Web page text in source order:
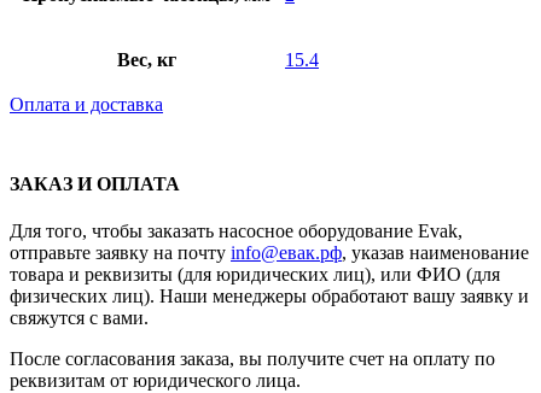
Вес, кг 15.4
Оплата и доставка
ЗАКАЗ И ОПЛАТА
Для того, чтобы заказать насосное оборудование Evak,
отправьте заявку на почту info@евак.рф, указав наименование
товара и реквизиты (для юридических лиц), или ФИО (для
физических лиц). Наши менеджеры обработают вашу заявку и
свяжутся с вами.
После согласования заказа, вы получите счет на оплату по
реквизитам от юридического лица.